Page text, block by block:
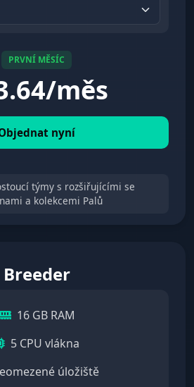
PRVNÍ MĚSÍC
měs
nyní
týmy s rozšiřujícími se
a kolekcemi Palů
Breeder
16 GB RAM
5 CPU vlákna
úložiště